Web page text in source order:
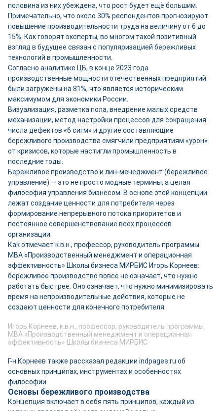
половина из них убеждена, что рост будет ещё большим.
Примечательно, что около 30% респондентов прогнозируют
повышение производительности труда на величину от 6 до
15%. Как говорят эксперты, во многом такой позитивный
взгляд в будущее связан с популяризацией бережливых
технологий в промышленности.
Согласно аналитике ЦБ, в конце 2023 года
производственные мощности отечественных предприятий
были загружены на 81%, что является историческим
максимумом для экономики России.
Визуализация, разметка пола, внедрение малых средств
механизации, метод настройки процессов для сокращения
числа дефектов «6 сигм» и другие составляющие
бережливого производства смягчили предприятиям «урон»
от кризисов, которые настигли промышленность в
последние годы.
Бережливое производство и лин-менеджмент (бережливое
управление) — это не просто модные термины, а целая
философия управления бизнесом. В основе этой концепции
лежат создание ценности для потребителя через
формирование непрерывного потока приоритетов и
постоянное совершенствование всех процессов
организации.
Как отмечает к.в.н., профессор, руководитель программы
МВА «Производственный менеджмент и операционная
эффективность» Школы бизнеса МИРБИС Игорь Корнеев:
бережливое производство вовсе не означает, что нужно
работать быстрее. Оно означает, что нужно минимизировать
время на непроизводительные действия, которые не
создают ценности для конечного потребителя.
Игорь Корнеев, к.в.н., профессор, руководитель программы
МВА «Производственный менеджмент и операционная
эффективность» Школы бизнеса МИРБИС
Г-н Корнеев также рассказал редакции indpages.ru об
основных принципах, инструментах и особенностях
философии.
Основы бережливого производства
Концепция включает в себя пять принципов, каждый из